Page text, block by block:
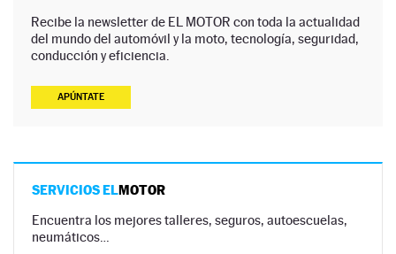
Recibe la newsletter de EL MOTOR con toda la actualidad
del mundo del automóvil y la moto, tecnología, seguridad,
conducción y eficiencia.
APÚNTATE
SERVICIOS ELMOTOR
Encuentra los mejores talleres, seguros, autoescuelas,
neumáticos…